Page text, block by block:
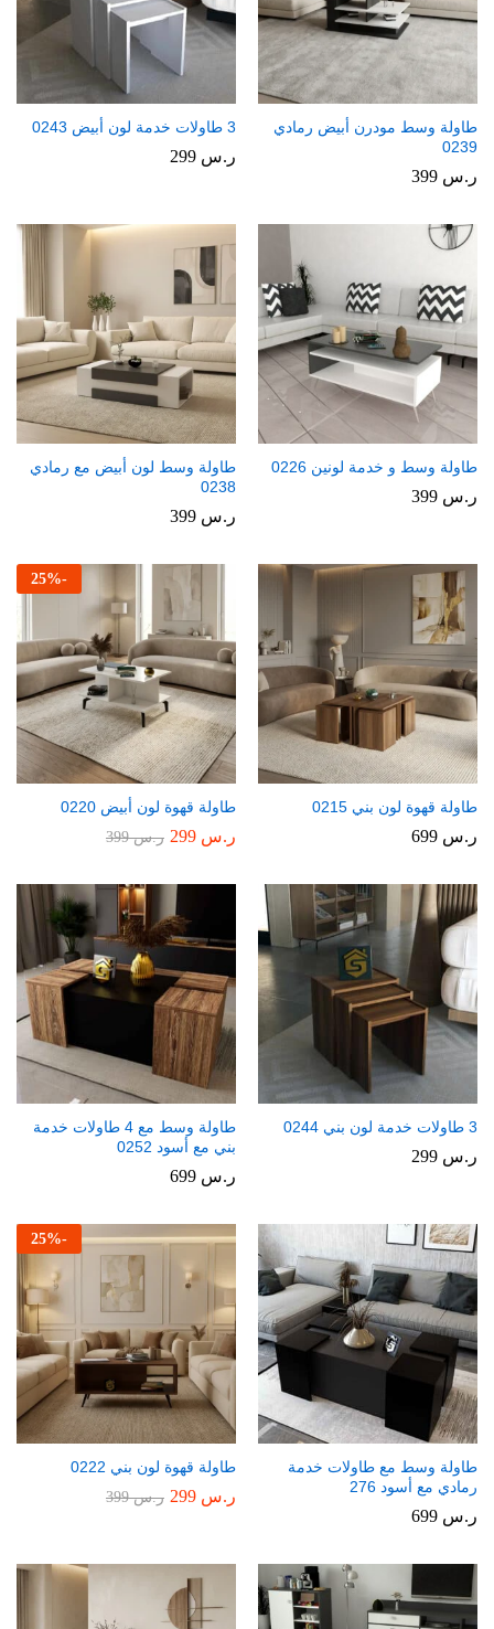
طاولة وسط مودرن أبيض رمادي
0239
ر.س
3 طاولات خدمة لون أبيض 0243
ر.س
طاولة وسط و خدمة لونين 0226
ر.س
طاولة وسط لون أبيض مع رمادي
0238
ر.س
طاولة قهوة لون بني 0215
ر.س
-
25%
طاولة قهوة لون أبيض 0220
ر.س ر.س399
3 طاولات خدمة لون بني 0244
ر.س
طاولة وسط مع 4 طاولات خدمة
بني مع أسود 0252
ر.س
طاولة وسط مع طاولات خدمة
رمادي مع أسود 276
ر.س
-
25%
طاولة قهوة لون بني 0222
ر.س ر.س399